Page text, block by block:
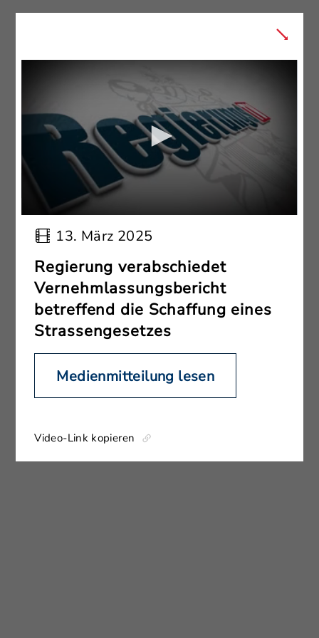
13. März 2025
Regierung verabschiedet
Vernehmlassungsbericht
betreffend die Schaffung eines
Strassengesetzes
Medienmitteilung lesen
Video-Link kopieren